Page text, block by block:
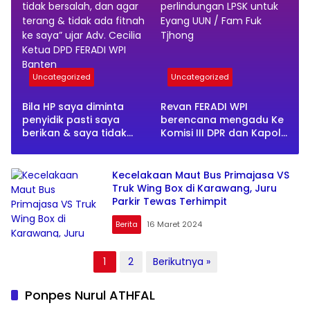
Uncategorized
Bila HP saya diminta
penyidik pasti saya
berikan & saya tidak
agar terang & tidak ada
fitnah ke saya” ujar Adv.
Cecilia Ketua DPD FERADI
WPI Banten
Uncategorized
Revan FERADI WPI
berencana mengadu Ke
Komisi III DPR dan Kapolri
Eyang UUN / Fam Fuk
Tjhong
Kecelakaan Maut Bus Primajasa VS
Truk Wing Box di Karawang, Juru
Parkir Tewas Terhimpit
Berita 16 Maret 2024
1 2 Berikutnya »
Ponpes Nurul ATHFAL